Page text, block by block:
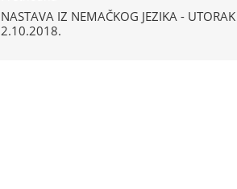
NASTAVA IZ NEMAČKOG JEZIKA - UTORAK
2.10.2018.